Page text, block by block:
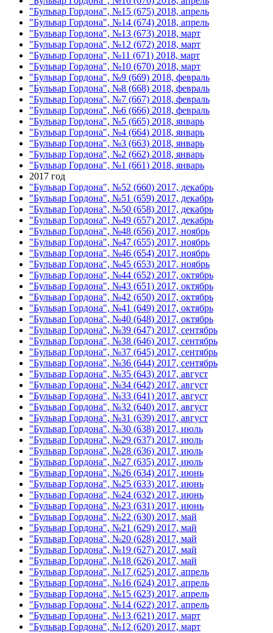
"Бульвар Гордона", №15 (675) 2018, апрель
"Бульвар Гордона", №14 (674) 2018, апрель
"Бульвар Гордона", №13 (673) 2018, март
"Бульвар Гордона", №12 (672) 2018, март
"Бульвар Гордона", №11 (671) 2018, март
"Бульвар Гордона", №10 (670) 2018, март
"Бульвар Гордона", №9 (669) 2018, февраль
"Бульвар Гордона", №8 (668) 2018, февраль
"Бульвар Гордона", №7 (667) 2018, февраль
"Бульвар Гордона", №6 (666) 2018, февраль
"Бульвар Гордона", №5 (665) 2018, январь
"Бульвар Гордона", №4 (664) 2018, январь
"Бульвар Гордона", №3 (663) 2018, январь
"Бульвар Гордона", №2 (662) 2018, январь
"Бульвар Гордона", №1 (661) 2018, январь
2017 год
"Бульвар Гордона", №52 (660) 2017, декабрь
"Бульвар Гордона", №51 (659) 2017, декабрь
"Бульвар Гордона", №50 (658) 2017, декабрь
"Бульвар Гордона", №49 (657) 2017, декабрь
"Бульвар Гордона", №48 (656) 2017, ноябрь
"Бульвар Гордона", №47 (655) 2017, ноябрь
"Бульвар Гордона", №46 (654) 2017, ноябрь
"Бульвар Гордона", №45 (653) 2017, ноябрь
"Бульвар Гордона", №44 (652) 2017, октябрь
"Бульвар Гордона", №43 (651) 2017, октябрь
"Бульвар Гордона", №42 (650) 2017, октябрь
"Бульвар Гордона", №41 (649) 2017, октябрь
"Бульвар Гордона", №40 (648) 2017, октябрь
"Бульвар Гордона", №39 (647) 2017, сентябрь
"Бульвар Гордона", №38 (646) 2017, сентябрь
"Бульвар Гордона", №37 (645) 2017, сентябрь
"Бульвар Гордона", №36 (644) 2017, сентябрь
"Бульвар Гордона", №35 (643) 2017, август
"Бульвар Гордона", №34 (642) 2017, август
"Бульвар Гордона", №33 (641) 2017, август
"Бульвар Гордона", №32 (640) 2017, август
"Бульвар Гордона", №31 (639) 2017, август
"Бульвар Гордона", №30 (638) 2017, июль
"Бульвар Гордона", №29 (637) 2017, июль
"Бульвар Гордона", №28 (636) 2017, июль
"Бульвар Гордона", №27 (635) 2017, июль
"Бульвар Гордона", №26 (634) 2017, июнь
"Бульвар Гордона", №25 (633) 2017, июнь
"Бульвар Гордона", №24 (632) 2017, июнь
"Бульвар Гордона", №23 (631) 2017, июнь
"Бульвар Гордона", №22 (630) 2017, май
"Бульвар Гордона", №21 (629) 2017, май
"Бульвар Гордона", №20 (628) 2017, май
"Бульвар Гордона", №19 (627) 2017, май
"Бульвар Гордона", №18 (626) 2017, май
"Бульвар Гордона", №17 (625) 2017, апрель
"Бульвар Гордона", №16 (624) 2017, апрель
"Бульвар Гордона", №15 (623) 2017, апрель
"Бульвар Гордона", №14 (622) 2017, апрель
"Бульвар Гордона", №13 (621) 2017, март
"Бульвар Гордона", №12 (620) 2017, март